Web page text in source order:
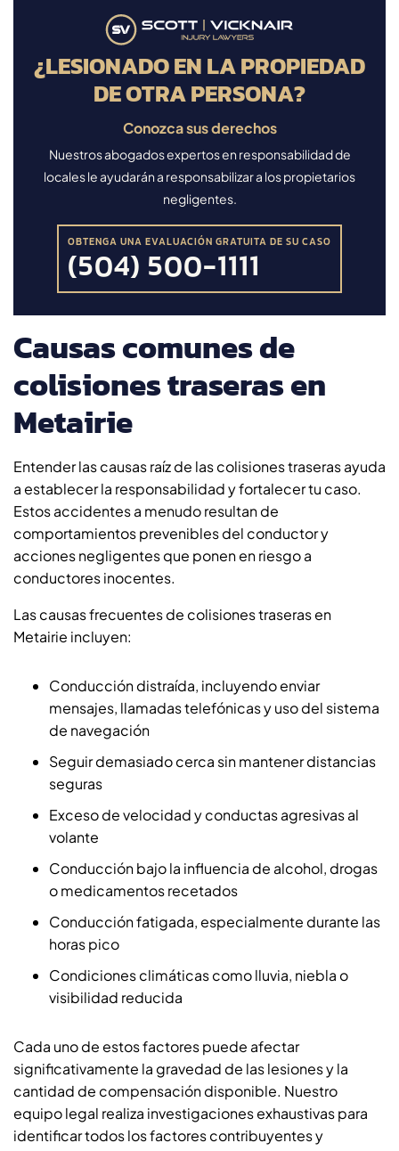
¿LESIONADO EN LA PROPIEDAD
DE OTRA PERSONA?
Conozca sus derechos
Nuestros abogados expertos en responsabilidad de
locales le ayudarán a responsabilizar a los propietarios
negligentes.
OBTENGA UNA EVALUACIÓN GRATUITA DE SU CASO
(504) 500-1111
Causas comunes de
colisiones traseras en
Metairie
Entender las causas raíz de las colisiones traseras ayuda
a establecer la responsabilidad y fortalecer tu caso.
Estos accidentes a menudo resultan de
comportamientos prevenibles del conductor y
acciones negligentes que ponen en riesgo a
conductores inocentes.
Las causas frecuentes de colisiones traseras en
Metairie incluyen:
Conducción distraída, incluyendo enviar
mensajes, llamadas telefónicas y uso del sistema
de navegación
Seguir demasiado cerca sin mantener distancias
seguras
Exceso de velocidad y conductas agresivas al
volante
Conducción bajo la influencia de alcohol, drogas
o medicamentos recetados
Conducción fatigada, especialmente durante las
horas pico
Condiciones climáticas como lluvia, niebla o
visibilidad reducida
Cada uno de estos factores puede afectar
significativamente la gravedad de las lesiones y la
cantidad de compensación disponible. Nuestro
equipo legal realiza investigaciones exhaustivas para
identificar todos los factores contribuyentes y